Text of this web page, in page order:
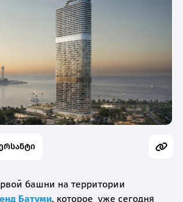
башни на территории
Батуми, которое уже сегодня